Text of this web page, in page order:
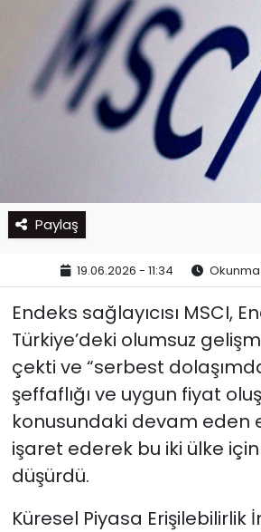
Paylaş
19.06.2026 - 11:34 Okunma
Endeks sağlayıcısı MSCI,
Türkiye’deki olumsuz
çekti ve “serbest
şeffaflığı ve uygun fiyat
konusundaki devam eden
işaret ederek bu iki ülke için
düşürdü.
Küresel Piyasa Erişilebilirlik